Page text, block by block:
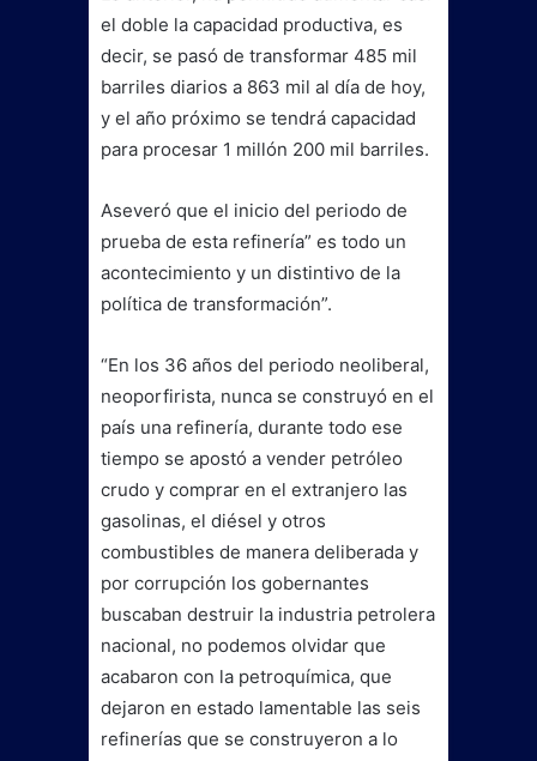
el doble la capacidad productiva, es
decir, se pasó de transformar 485 mil
barriles diarios a 863 mil al día de hoy,
y el año próximo se tendrá capacidad
para procesar 1 millón 200 mil barriles.
Aseveró que el inicio del periodo de
prueba de esta refinería” es todo un
acontecimiento y un distintivo de la
política de transformación”.
“En los 36 años del periodo neoliberal,
neoporfirista, nunca se construyó en el
país una refinería, durante todo ese
tiempo se apostó a vender petróleo
crudo y comprar en el extranjero las
gasolinas, el diésel y otros
combustibles de manera deliberada y
por corrupción los gobernantes
buscaban destruir la industria petrolera
nacional, no podemos olvidar que
acabaron con la petroquímica, que
dejaron en estado lamentable las seis
refinerías que se construyeron a lo